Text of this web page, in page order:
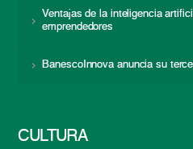
Ventajas de la inteligencia
emprendedores
BanescoInnova anuncia su
CULTURA